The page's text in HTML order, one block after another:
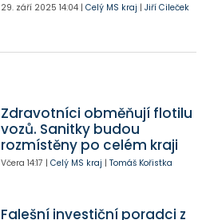
29. září 2025 14:04| Celý MS kraj | Jiří Cileček
Zdravotníci obměňují flotilu
vozů. Sanitky budou
rozmístěny po celém kraji
Včera 14:17 | Celý MS kraj | Tomáš Kořistka
Falešní investiční poradci z